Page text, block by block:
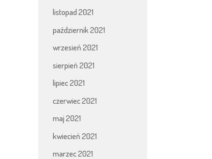
listopad 2021
październik 2021
wrzesień 2021
sierpień 2021
lipiec 2021
czerwiec 2021
maj 2021
kwiecień 2021
marzec 2021